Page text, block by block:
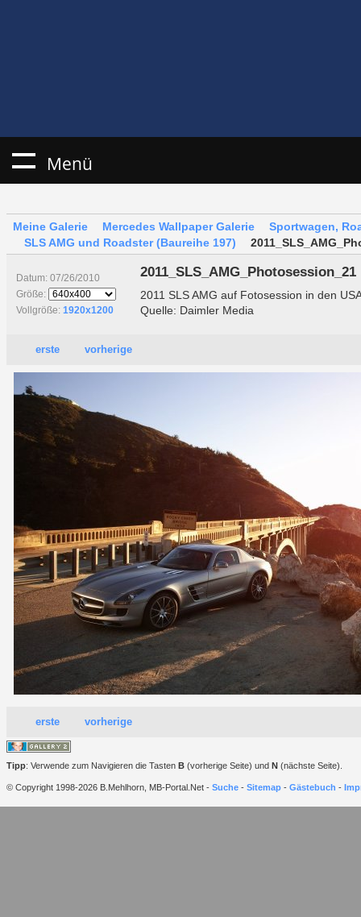
Menü
Meine Galerie Mercedes Wallpaper Galerie
Sportwagen,
SLS AMG und Roadster (Baureihe 197)
Datum: 07/26/2010
Größe:
Vollgröße: 1920x1200
2011_SLS_AMG_Photosession_21
2011 SLS AMG auf Fotosession in den
Quelle: Daimler Media
erste vorherige
erste vorherige
Tipp: Verwende zum Navigieren die Tasten B (vorherige Seite) und N (nächste Seite).
© Copyright 1998-2026 B.Mehlhorn, MB-Portal.Net - Suche - Sitemap - Gästebuch -